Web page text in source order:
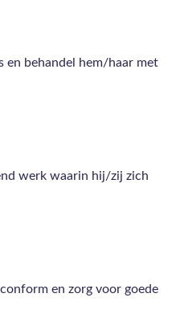
en behandel hem/haar met
werk waarin hij/zij zich
en zorg voor goede